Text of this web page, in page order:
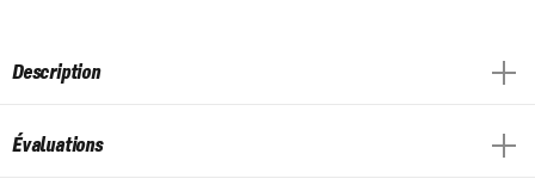
Description
Évaluations